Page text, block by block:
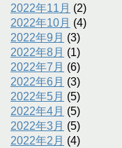
2022年11月 (2)
2022年10月 (4)
2022年9月 (3)
2022年8月 (1)
2022年7月 (6)
2022年6月 (3)
2022年5月 (5)
2022年4月 (5)
2022年3月 (5)
2022年2月 (4)